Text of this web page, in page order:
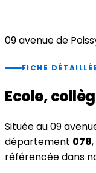
09 avenue de
FICHE DÉTAILLÉE
Ecole,
Située au 09
département 078
référencée dans